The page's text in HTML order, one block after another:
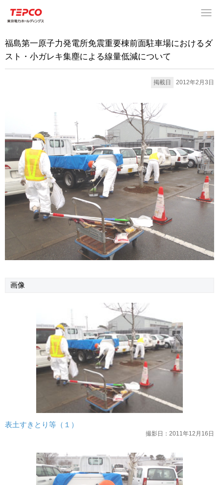
福島第一原子力発電所免震重要棟前面駐車場におけるダ
スト・小ガレキ集塵による線量低減について
掲載日 2012年2月3日
画像
表土すきとり等（１）
撮影日：2011年12月16日